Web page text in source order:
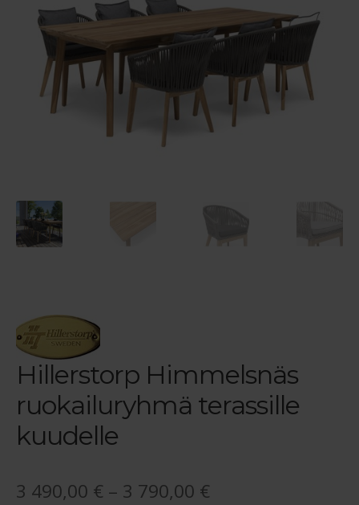
Reklamaatiolomake
Palautuslomake
Blogi
Hillerstorp Himmelsnäs
ruokailuryhmä terassille
kuudelle
3 490,00 € – 3 790,00 €